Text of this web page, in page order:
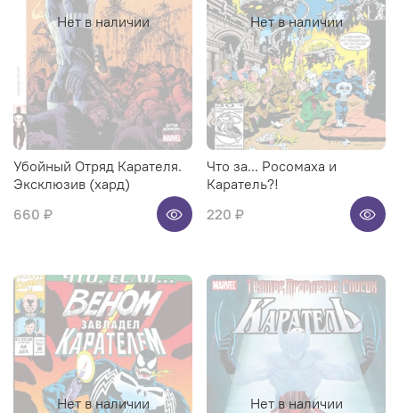
Нет в наличии
Убойный Отряд Карателя.
Эксклюзив (хард)
660 ₽
Нет в наличии
Что за... Росомаха и
Каратель?!
220 ₽
Нет в наличии Нет в наличии